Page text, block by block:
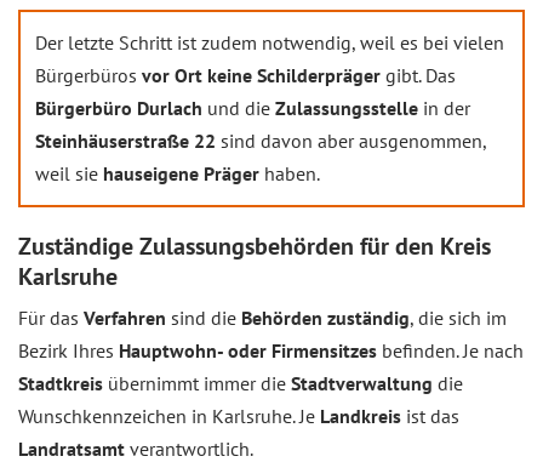
Der letzte Schritt ist zudem notwendig, weil es bei vielen
Bürgerbüros vor Ort keine Schilderpräger gibt. Das
Bürgerbüro Durlach und die Zulassungsstelle in der
Steinhäuserstraße 22 sind davon aber ausgenommen,
weil sie hauseigene Präger haben.
Zuständige Zulassungsbehörden für den Kreis
Karlsruhe
Für das Verfahren sind die Behörden zuständig, die sich im
Bezirk Ihres Hauptwohn- oder Firmensitzes befinden. Je nach
Stadtkreis übernimmt immer die Stadtverwaltung die
Wunschkennzeichen in Karlsruhe. Je Landkreis ist das
Landratsamt verantwortlich.